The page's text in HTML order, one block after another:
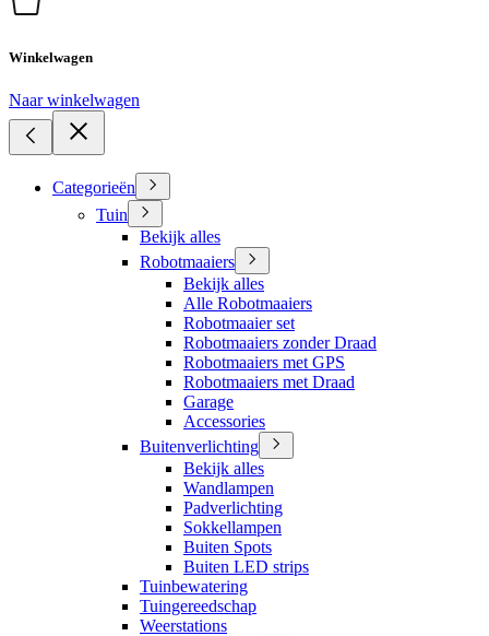
Winkelwagen
Naar winkelwagen
Categorieën
Tuin
Bekijk alles
Robotmaaiers
Bekijk alles
Alle Robotmaaiers
Robotmaaier set
Robotmaaiers zonder Draad
Robotmaaiers met GPS
Robotmaaiers met Draad
Garage
Accessories
Buitenverlichting
Bekijk alles
Wandlampen
Padverlichting
Sokkellampen
Buiten Spots
Buiten LED strips
Tuinbewatering
Tuingereedschap
Weerstations